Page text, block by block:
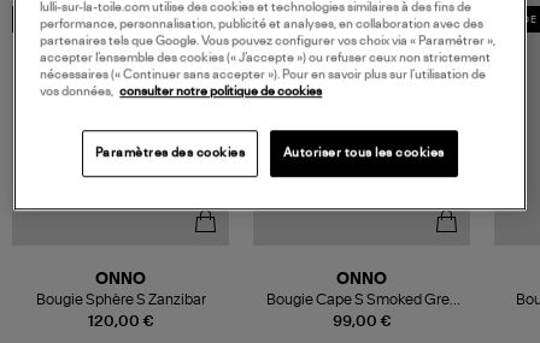
MADE IN EUROPE
120,00 €
ONNO
Bougie Sphère S Zanzibar
MADE IN EUROPE
99,00 €
ONNO
Bougie Cape S Smoked Grey
Muse
lulli-sur-la-toile.com utilise des cookies et technologies similaires à des fins de
performance, personnalisation, publicité et analyses, en collaboration avec des
partenaires tels que Google. Vous pouvez configurer vos choix via « Paramétrer »,
accepter l’ensemble des cookies (« J’accepte ») ou refuser ceux non strictement
nécessaires (« Continuer sans accepter »). Pour en savoir plus sur l’utilisation de
vos données, consulter notre politique de cookies
Paramètres des cookies Autoriser tous les cookies